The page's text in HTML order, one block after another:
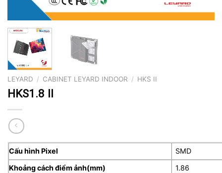
LEYARD / CABINET LEYARD INDOOR / HKS II
HKS1.8 II
Cấu hình Pixel
SMD
Khoảng cách điểm ảnh(mm)
1.86